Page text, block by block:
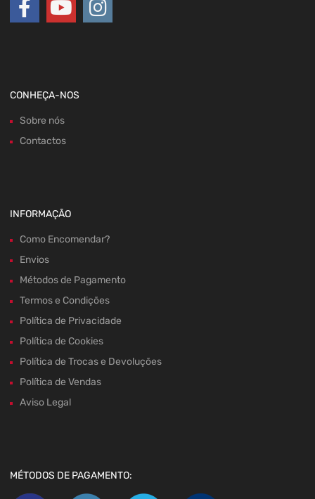
CONHEÇA-NOS
Sobre nós
Contactos
INFORMAÇÃO
Como Encomendar?
Envios
Métodos de Pagamento
Termos e Condições
Política de Privacidade
Política de Cookies
Política de Trocas e Devoluções
Política de Vendas
Aviso Legal
MÉTODOS DE PAGAMENTO: